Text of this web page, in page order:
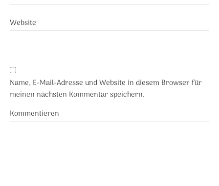
Website
Name, E-Mail-Adresse und Website in diesem Browser für
meinen nächsten Kommentar speichern.
Kommentieren